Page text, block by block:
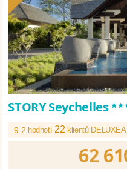
STORY Seychelles
9.2 hodnotí22 klientů DELUXEA
62